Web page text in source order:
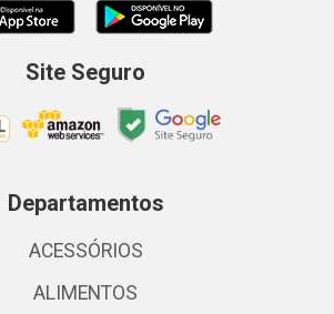
Site Seguro
Departamentos
ACESSÓRIOS
ALIMENTOS